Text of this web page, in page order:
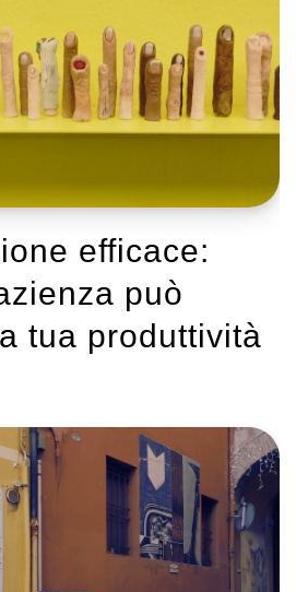
efficace:
può
tua produttività